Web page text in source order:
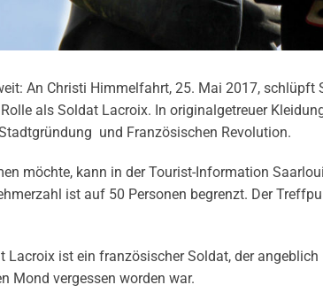
An Christi Himmelfahrt, 25. Mai 2017, schlüpft
als Soldat Lacroix. In originalgetreuer
und Französischen Revolution.
möchte, kann in der Tourist-Information
ist auf 50 Personen begrenzt. Der
Lacroix ist ein französischer Soldat, der
Mond vergessen worden war.